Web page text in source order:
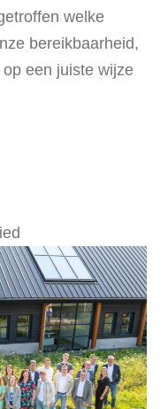
welke
bereikbaarheid,
een juiste wijze